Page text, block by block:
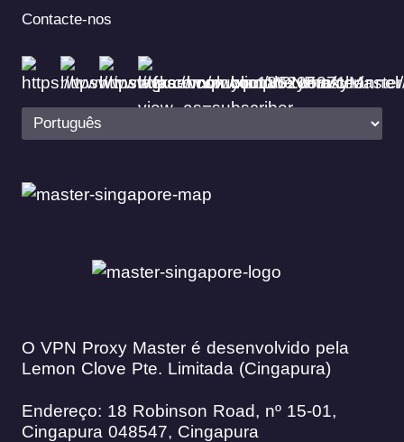
Contacte-nos
O VPN Proxy Master é desenvolvido pela
Lemon Clove Pte. Limitada (Cingapura)
Endereço: 18 Robinson Road, nº 15-01,
Cingapura 048547, Cingapura